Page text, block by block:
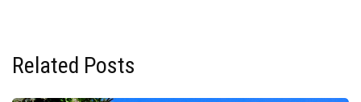
Related Posts